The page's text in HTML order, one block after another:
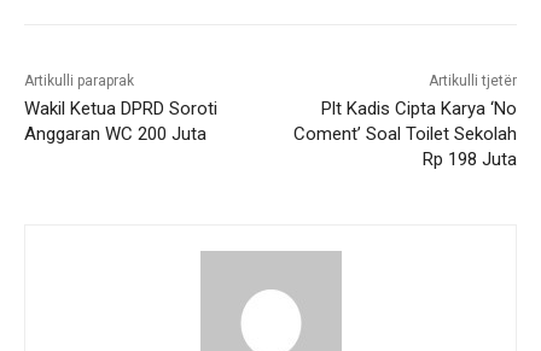
Artikulli paraprak
Wakil Ketua DPRD Soroti
Anggaran WC 200 Juta
Artikulli tjetër
Plt Kadis Cipta Karya ‘No
Coment’ Soal Toilet Sekolah
Rp 198 Juta